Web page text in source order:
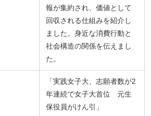
報が集約され、価値として
回収される仕組みを紹介し
ました。身近な消費行動と
社会構造の関係を伝えまし
た。
「実践女子大、志願者数が2
年連続で女子大首位 元生
保役員がけん引」